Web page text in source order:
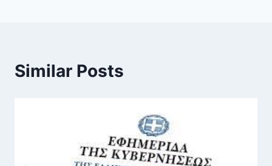
Similar Posts